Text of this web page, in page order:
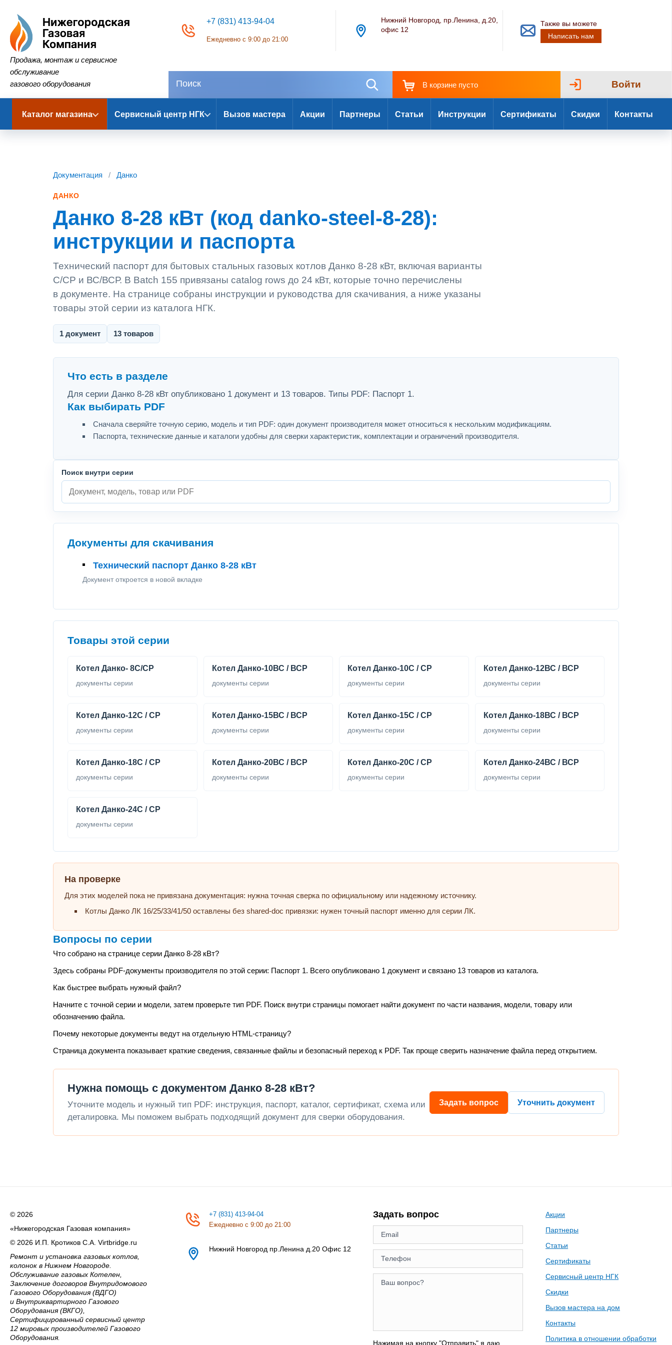
Нижегородская Газовая Компания
Продажа, монтаж и сервисное
обслуживание
газового оборудования
+7 (831) 413-94-04
Ежедневно с 9:00 до 21:00
Нижний Новгород, пр.Ленина, д.20,
офис 12
Также вы можете
Написать нам
В корзине пусто Войти
Каталог магазина Сервисный центр НГК Вызов мастера Акции Партнеры Статьи Инструкции Сертификаты Скидки Контакты
Документация / Данко
ДАНКО
Данко 8-28 кВт (код danko-steel-8-28):
инструкции и паспорта
Технический паспорт для бытовых стальных газовых котлов Данко 8-28 кВт, включая варианты
С/СР и ВС/ВСР. В Batch 155 привязаны catalog rows до 24 кВт, которые точно перечислены
в документе. На странице собраны инструкции и руководства для скачивания, а ниже указаны
товары этой серии из каталога НГК.
1 документ 13 товаров
Что есть в разделе
Для серии Данко 8-28 кВт опубликовано 1 документ и 13 товаров. Типы PDF: Паспорт 1.
Как выбирать PDF
Сначала сверяйте точную серию, модель и тип PDF: один документ производителя может относиться к нескольким модификациям.
Паспорта, технические данные и каталоги удобны для сверки характеристик, комплектации и ограничений производителя.
Поиск внутри серии
Документы для скачивания
Технический паспорт Данко 8-28 кВт
Документ откроется в новой вкладке
Товары этой серии
Котел Данко- 8С/СР
документы серии
Котел Данко-10ВС / ВСР
документы серии
Котел Данко-10С / СР
документы серии
Котел Данко-12ВС / ВСР
документы серии
Котел Данко-12С / СР
документы серии
Котел Данко-15ВС / ВСР
документы серии
Котел Данко-15С / СР
документы серии
Котел Данко-18ВС / ВСР
документы серии
Котел Данко-18С / СР
документы серии
Котел Данко-20ВС / ВСР
документы серии
Котел Данко-20С / СР
документы серии
Котел Данко-24ВС / ВСР
документы серии
Котел Данко-24С / СР
документы серии
На проверке
Для этих моделей пока не привязана документация: нужна точная сверка по официальному или надежному источнику.
Котлы Данко ЛК 16/25/33/41/50 оставлены без shared-doc привязки: нужен точный паспорт именно для серии ЛК.
Вопросы по серии
Что собрано на странице серии Данко 8-28 кВт?
Здесь собраны PDF-документы производителя по этой серии: Паспорт 1. Всего опубликовано 1 документ и связано 13 товаров из каталога.
Как быстрее выбрать нужный файл?
Начните с точной серии и модели, затем проверьте тип PDF. Поиск внутри страницы помогает найти документ по части названия, модели, товару или
обозначению файла.
Почему некоторые документы ведут на отдельную HTML-страницу?
Страница документа показывает краткие сведения, связанные файлы и безопасный переход к PDF. Так проще сверить назначение файла перед открытием.
Нужна помощь с документом Данко 8-28 кВт?
Уточните модель и нужный тип PDF: инструкция, паспорт, каталог, сертификат, схема или
деталировка. Мы поможем выбрать подходящий документ для сверки оборудования.
Задать вопрос Уточнить документ
© 2026
«Нижегородская Газовая компания»
© 2026 И.П. Кротиков С.А. Virtbridge.ru
Ремонт и установка газовых котлов,
колонок в Нижнем Новгороде.
Обслуживание газовых Котелен,
Заключение договоров Внутридомового
Газового Оборудования (ВДГО)
и Внутриквартирного Газового
Оборудования (ВКГО),
Сертифицированный сервисный центр
12 мировых производителей Газового
Оборудования.
+7 (831) 413-94-04
Ежедневно с 9:00 до 21:00
Нижний Новгород пр.Ленина д.20 Офис 12
Задать вопрос
Нажимая на кнопку "Отправить" я даю
Акции
Партнеры
Статьи
Сертификаты
Сервисный центр НГК
Скидки
Вызов мастера на дом
Контакты
Политика в отношении обработки